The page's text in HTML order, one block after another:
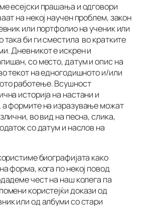
есејски прашања и одговори
на некој научен проблем, закон
или портфолио на ученик или
така би ги сместила во кратките
Дневникот е искрен и
со место, датум и опис на
текот на едногодишното и/или
работење. Всушност
историја на настани и
а формите на изразување можат
во вид на песна, слика,
со датум и наслов на
биографијата како
форма, кога по некој повод
чест на наш колега па
користејќи докази од
или од албуми со стари